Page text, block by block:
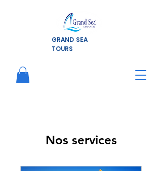
GRAND SEA
TOURS
Nos services